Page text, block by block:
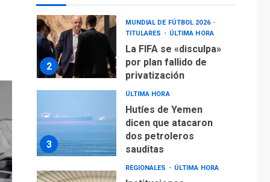
2
MUNDIAL DE FÚTBOL 2026
TITULARES
ÚLTIMA HORA
La FIFA se «disculpa»
por plan fallido de
privatización
3
ÚLTIMA HORA
Hutíes de Yemen
dicen que atacaron
dos petroleros
sauditas
REGIONALES ÚLTIMA HORA